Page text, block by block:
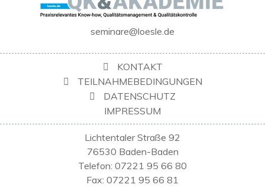
seminare@loesle.de
KONTAKT
TEILNAHMEBEDINGUNGEN
DATENSCHUTZ
IMPRESSUM
Lichtentaler Straße 92
76530 Baden-Baden
Telefon: 07221 95 66 80
Fax: 07221 95 66 81